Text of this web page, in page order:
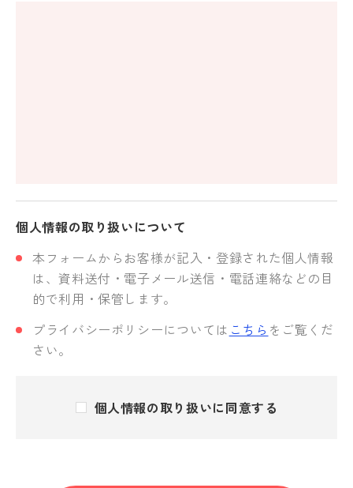
個人情報の取り扱いについて
本フォームからお客様が記入・登録された個人情報
は、資料送付・電子メール送信・電話連絡などの目
的で利用・保管します。
プライバシーポリシーについては こちら をご覧くだ
さい。
個人情報の取り扱いに同意する